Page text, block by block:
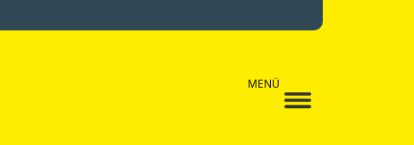
MENÜ